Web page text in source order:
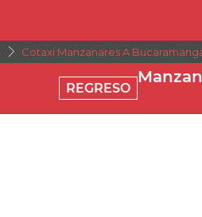
Cotaxi Manzanares A
REGRESO